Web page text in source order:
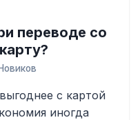
переводе со
с картой
иногда